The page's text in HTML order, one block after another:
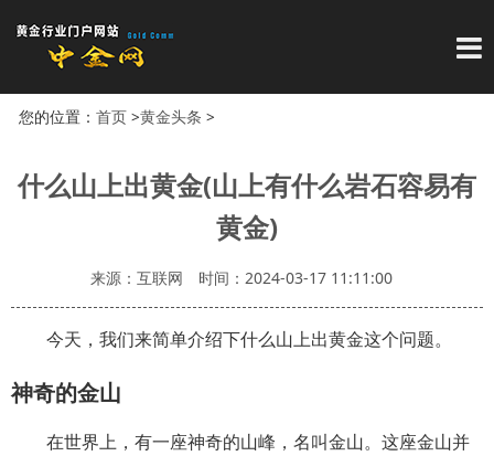
导
您的位置： 首页>黄金头条 >
什么山上出黄金(山上有什么岩石容易有
黄金)
来源：互联网 时间：2024-03-17 11:11:00
今天，我们来简单介绍下什么山上出黄金这个问题。
神奇的金山
在世界上，有一座神奇的山峰，名叫金山。这座金山并